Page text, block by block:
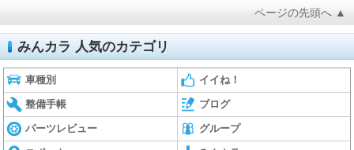
ページの先頭へ ▲
みんカラ 人気のカテゴリ
車種別 イイね！
整備手帳 ブログ
パーツレビュー グループ